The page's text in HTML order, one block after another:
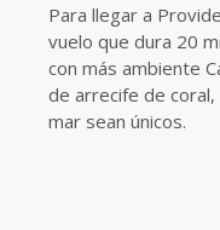
Para llegar a
vuelo que dura 20
con más ambiente
de arrecife de
mar sean únicos.